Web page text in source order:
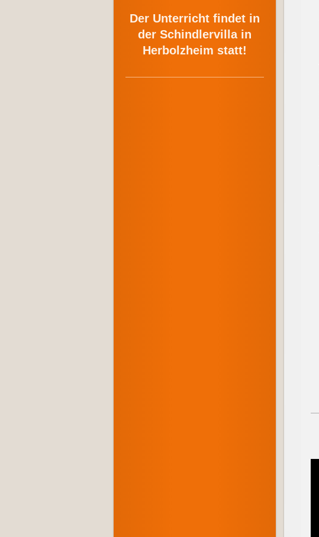
Der Unterricht findet in
der Schindlervilla in
Herbolzheim statt!